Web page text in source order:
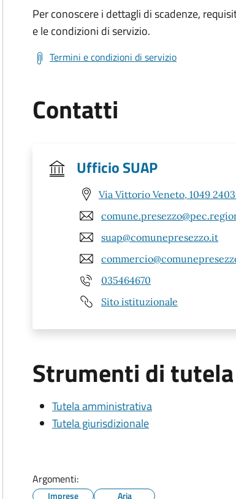
Per conoscere i dettagli di scadenze,
e le condizioni di servizio.
Termini e condizioni di servizio
Contatti
Ufficio SUAP
Via Vittorio Veneto, 1049
suap@comunepresezzo.it
035464670
Sito istituzionale
Strumenti di tutela
Tutela amministrativa
Tutela giurisdizionale
Argomenti:
Imprese Aria